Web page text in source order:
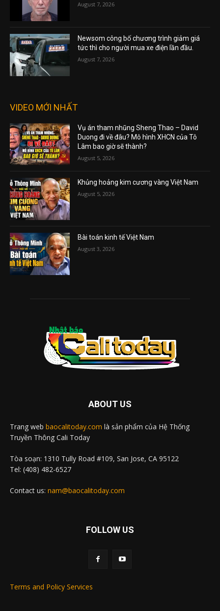
August 7, 2026
Newsom công bố chương trình giảm giá
tức thì cho người mua xe điện lần đầu.
August 7, 2026
VIDEO MỚI NHẤT
Vụ án tham nhũng Sheng Thao – David
Duong đi về đâu? Mô hình XHCN của Tô
Lâm bao giờ sẽ thành?
August 5, 2026
Khủng hoảng kim cương vàng Việt Nam
August 5, 2026
Bài toán kinh tế Việt Nam
August 3, 2026
ABOUT US
Trang web baocalitoday.com là sản phẩm của Hệ Thống
Truyền Thông Cali Today
Tòa soạn: 1310 Tully Road #109, San Jose, CA 95122
Tel: (408) 482-6527
Contact us: nam@baocalitoday.com
FOLLOW US
Terms and Policy Services